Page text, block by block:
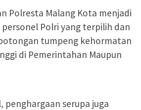
Polresta Malang Kota menjadi
Polri yang terpilih dan
tumpeng kehormatan
di Pemerintahan Maupun
penghargaan serupa juga